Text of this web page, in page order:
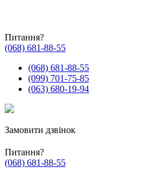
Питання?
(068) 681-88-55
(068) 681-88-55
(099) 701-75-85
(063) 680-19-94
Замовити дзвінок
Питання?
(068) 681-88-55